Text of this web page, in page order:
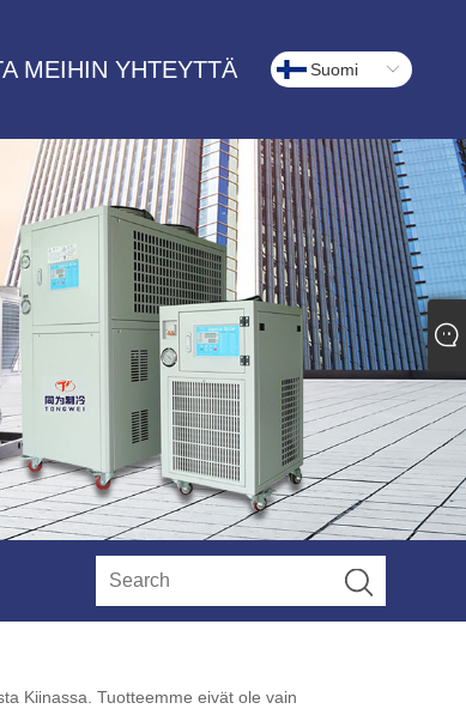
MEIHIN YHTEYTTÄ Suomi
Kiinassa. Tuotteemme eivät ole vain